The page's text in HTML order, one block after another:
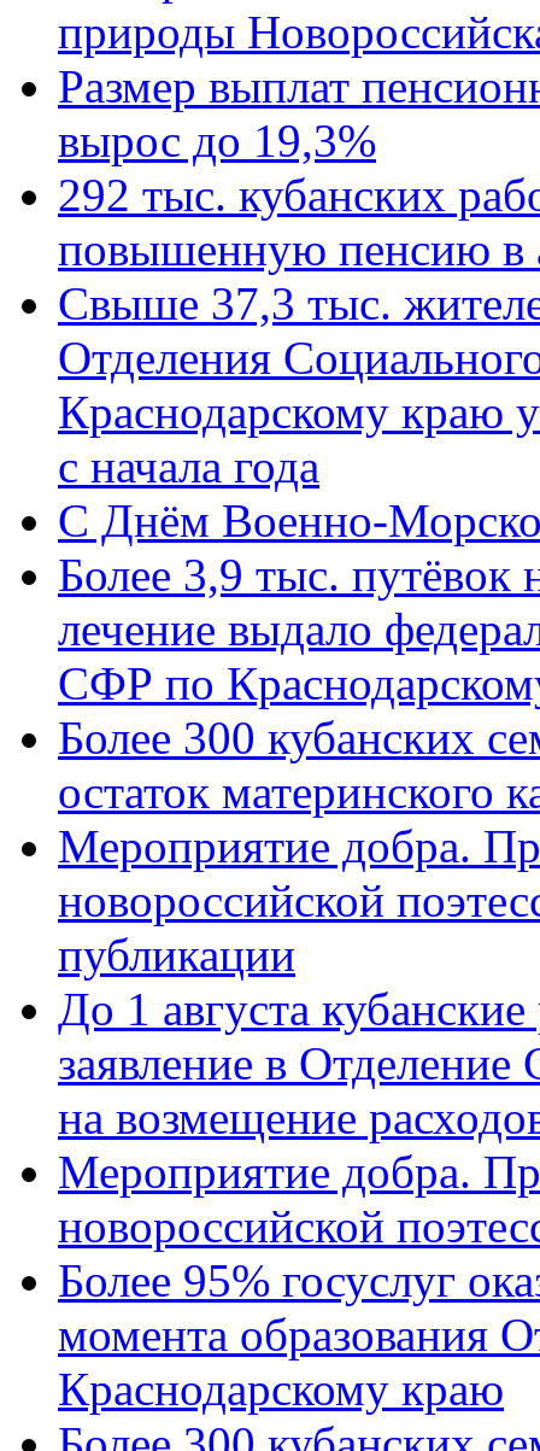
природы
Размер выплат
вырос до 19,3%
292 тыс. кубанских
повышенную пенсию в
Свыше 37,3 тыс.
Отделения
Краснодарскому краю
с начала года
C Днём Военно-
Более 3,9 тыс. путёвок
лечение выдало
СФР по
Более 300 кубанских
остаток материнского
Мероприятие добра.
новороссийской
публикации
До 1 августа
заявление в
на возмещение
Мероприятие добра.
новороссийской
Более 95% госуслуг
момента образования
Краснодарскому краю